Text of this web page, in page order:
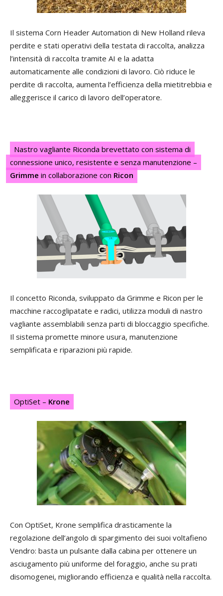
Il sistema Corn Header Automation di New Holland rileva
perdite e stati operativi della testata di raccolta, analizza
l’intensità di raccolta tramite AI e la adatta
automaticamente alle condizioni di lavoro. Ciò riduce le
perdite di raccolta, aumenta l’efficienza della mietitrebbia e
alleggerisce il carico di lavoro dell’operatore.
Nastro vagliante Riconda brevettato con sistema di
connessione unico, resistente e senza manutenzione –
Grimme in collaborazione con Ricon
Il concetto Riconda, sviluppato da Grimme e Ricon per le
macchine raccoglipatate e radici, utilizza moduli di nastro
vagliante assemblabili senza parti di bloccaggio specifiche.
Il sistema promette minore usura, manutenzione
semplificata e riparazioni più rapide.
OptiSet – Krone
Con OptiSet, Krone semplifica drasticamente la
regolazione dell’angolo di spargimento dei suoi voltafieno
Vendro: basta un pulsante dalla cabina per ottenere un
asciugamento più uniforme del foraggio, anche su prati
disomogenei, migliorando efficienza e qualità nella raccolta.